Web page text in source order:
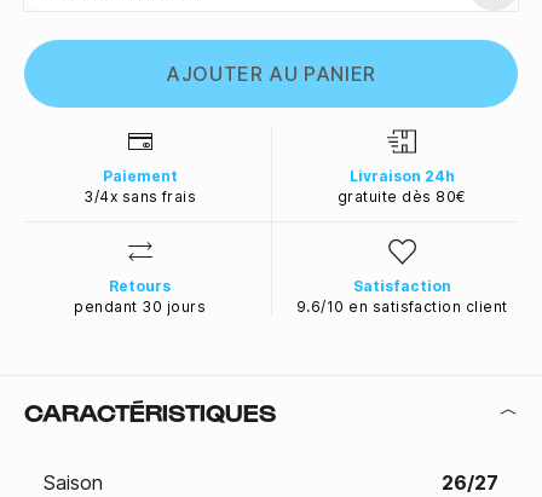
AJOUTER AU PANIER
Paiement
3/4x sans frais
Livraison 24h
gratuite dès 80€
Retours
pendant 30 jours
Satisfaction
9.6/10 en satisfaction client
CARACTÉRISTIQUES
Saison 26/27